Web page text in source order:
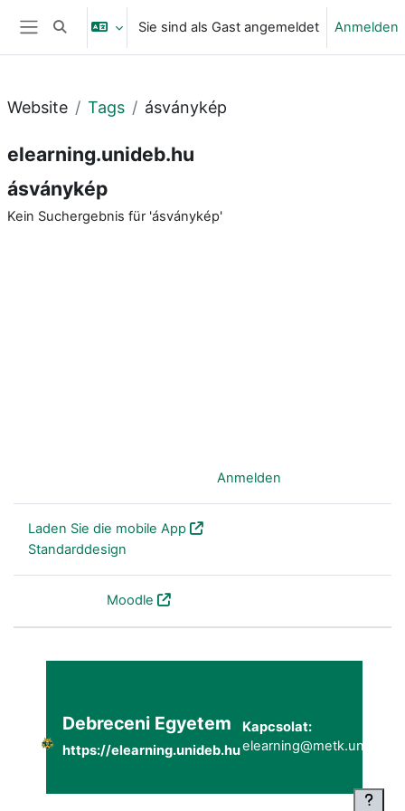
Zum Hauptinhalt
Website-Übersicht
Sucheingabe umschaltenSie sind als Gast angemeldet Anmelden
Website Tags ásványkép
elearning.unideb.hu
ásványkép
Kein Suchergebnis für 'ásványkép'
Anmelden
Laden Sie die mobile App
Standarddesign
Moodle
Debreceni Egyetem
https://elearning.unideb.hu
Kapcsolat: